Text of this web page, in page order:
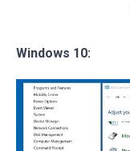
Windows 10: